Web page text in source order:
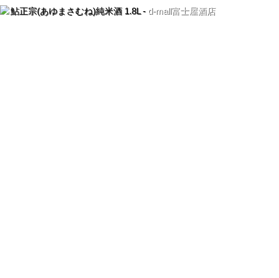
鮎正宗(あゆまさむね)純米酒 1.8L - d-mall富士屋酒店